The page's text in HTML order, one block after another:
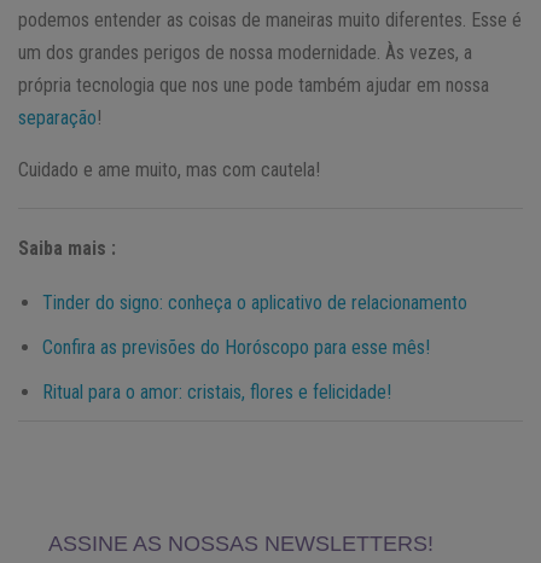
podemos entender as coisas de maneiras muito diferentes. Esse é
um dos grandes perigos de nossa modernidade. Às vezes, a
própria tecnologia que nos une pode também ajudar em nossa
separação!
Cuidado e ame muito, mas com cautela!
Saiba mais :
Tinder do signo: conheça o aplicativo de relacionamento
Confira as previsões do Horóscopo para esse mês!
Ritual para o amor: cristais, flores e felicidade!